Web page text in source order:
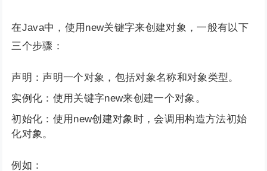
在Java中，使用new关键字来创建对象，一般有以下
三个步骤：
声明：声明一个对象，包括对象名称和对象类型。
实例化：使用关键字new来创建一个对象。
初始化：使用new创建对象时，会调用构造方法初始
化对象。
例如：